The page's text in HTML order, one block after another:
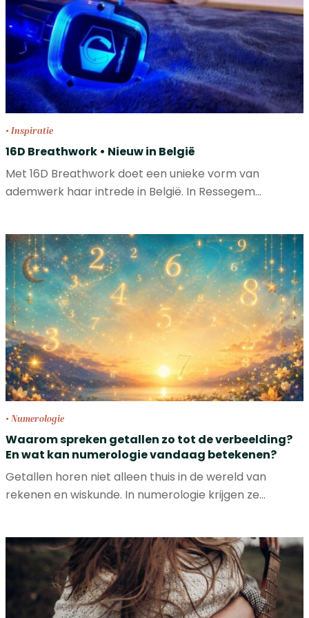
• Inspiratie
16D Breathwork • Nieuw in België
Met 16D Breathwork doet een unieke vorm van
ademwerk haar intrede in België. In Ressegem…
• Numerologie
Waarom spreken getallen zo tot de verbeelding?
En wat kan numerologie vandaag betekenen?
Getallen horen niet alleen thuis in de wereld van
rekenen en wiskunde. In numerologie krijgen ze…